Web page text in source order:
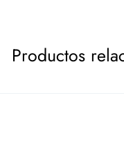
Productos